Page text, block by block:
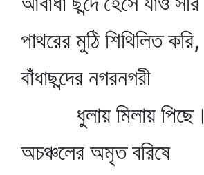
পাথরের মুঠি শিথিলিত করি,
বাঁধাছন্দের নগরনগরী
ধুলায় মিলায় পিছে।
অচঞ্চলের অমৃত বরিষে